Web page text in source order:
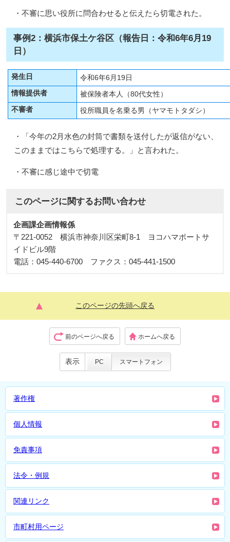
・不審に思い役所に問合わせると伝えたら切電された。
事例2：横浜市保土ケ谷区（報告日：令和6年6月19
日）
発生日
令和6年6月19日
情報提供者
被保険者本人（80代女性）
不審者
役所職員を名乗る男（ヤマモトタダシ）
・「今年の2月水色の封筒で書類を送付したが返信がない、
このままではこちらで処理する。」と言われた。
・不審に感じ途中で切電
このページに関するお問い合わせ
企画課企画情報係
〒221-0052 横浜市神奈川区栄町8-1 ヨコハマポートサ
イドビル9階
電話：045-440-6700 ファクス：045-441-1500
このページの先頭へ戻る
前のページへ戻る ホームへ戻る
表示 PC スマートフォン
著作権
個人情報
免責事項
法令・例規
関連リンク
市町村用ページ